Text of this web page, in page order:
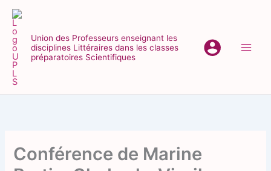
Aller
contenuUnion des Professeurs enseignant les
disciplines Littéraires dans les classes
préparatoires Scientifiques
Conférence de Marine